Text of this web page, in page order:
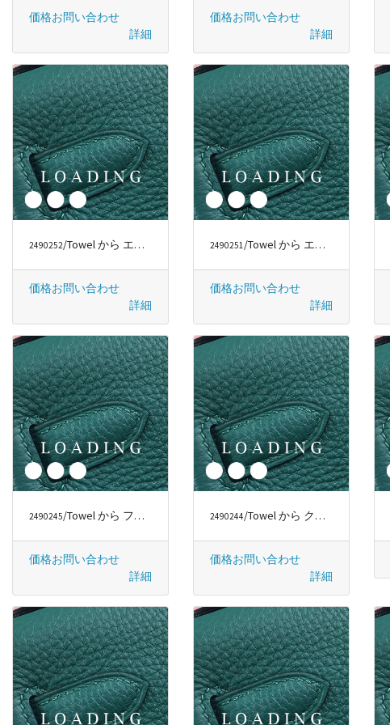
価格お問い合わせ
詳細
価格お問い合わせ
詳細
2490252/Towel から エルメス/HERMÈS
価格お問い合わせ
詳細
2490251/Towel から エルメス/HERMÈS
価格お問い合わせ
詳細
2490245/Towel から フェンディ/FENDI
価格お問い合わせ
詳細
2490244/Towel から クロムハーツ/CHROME HEARTS
価格お問い合わせ
詳細